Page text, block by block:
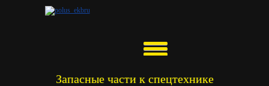
Запасные части к спецтехнике